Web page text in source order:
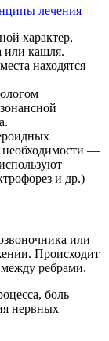
лечения
характер,
или кашля.
находятся
необходимости —
и др.)
или
Происходит
между ребрами.
боль
нервных